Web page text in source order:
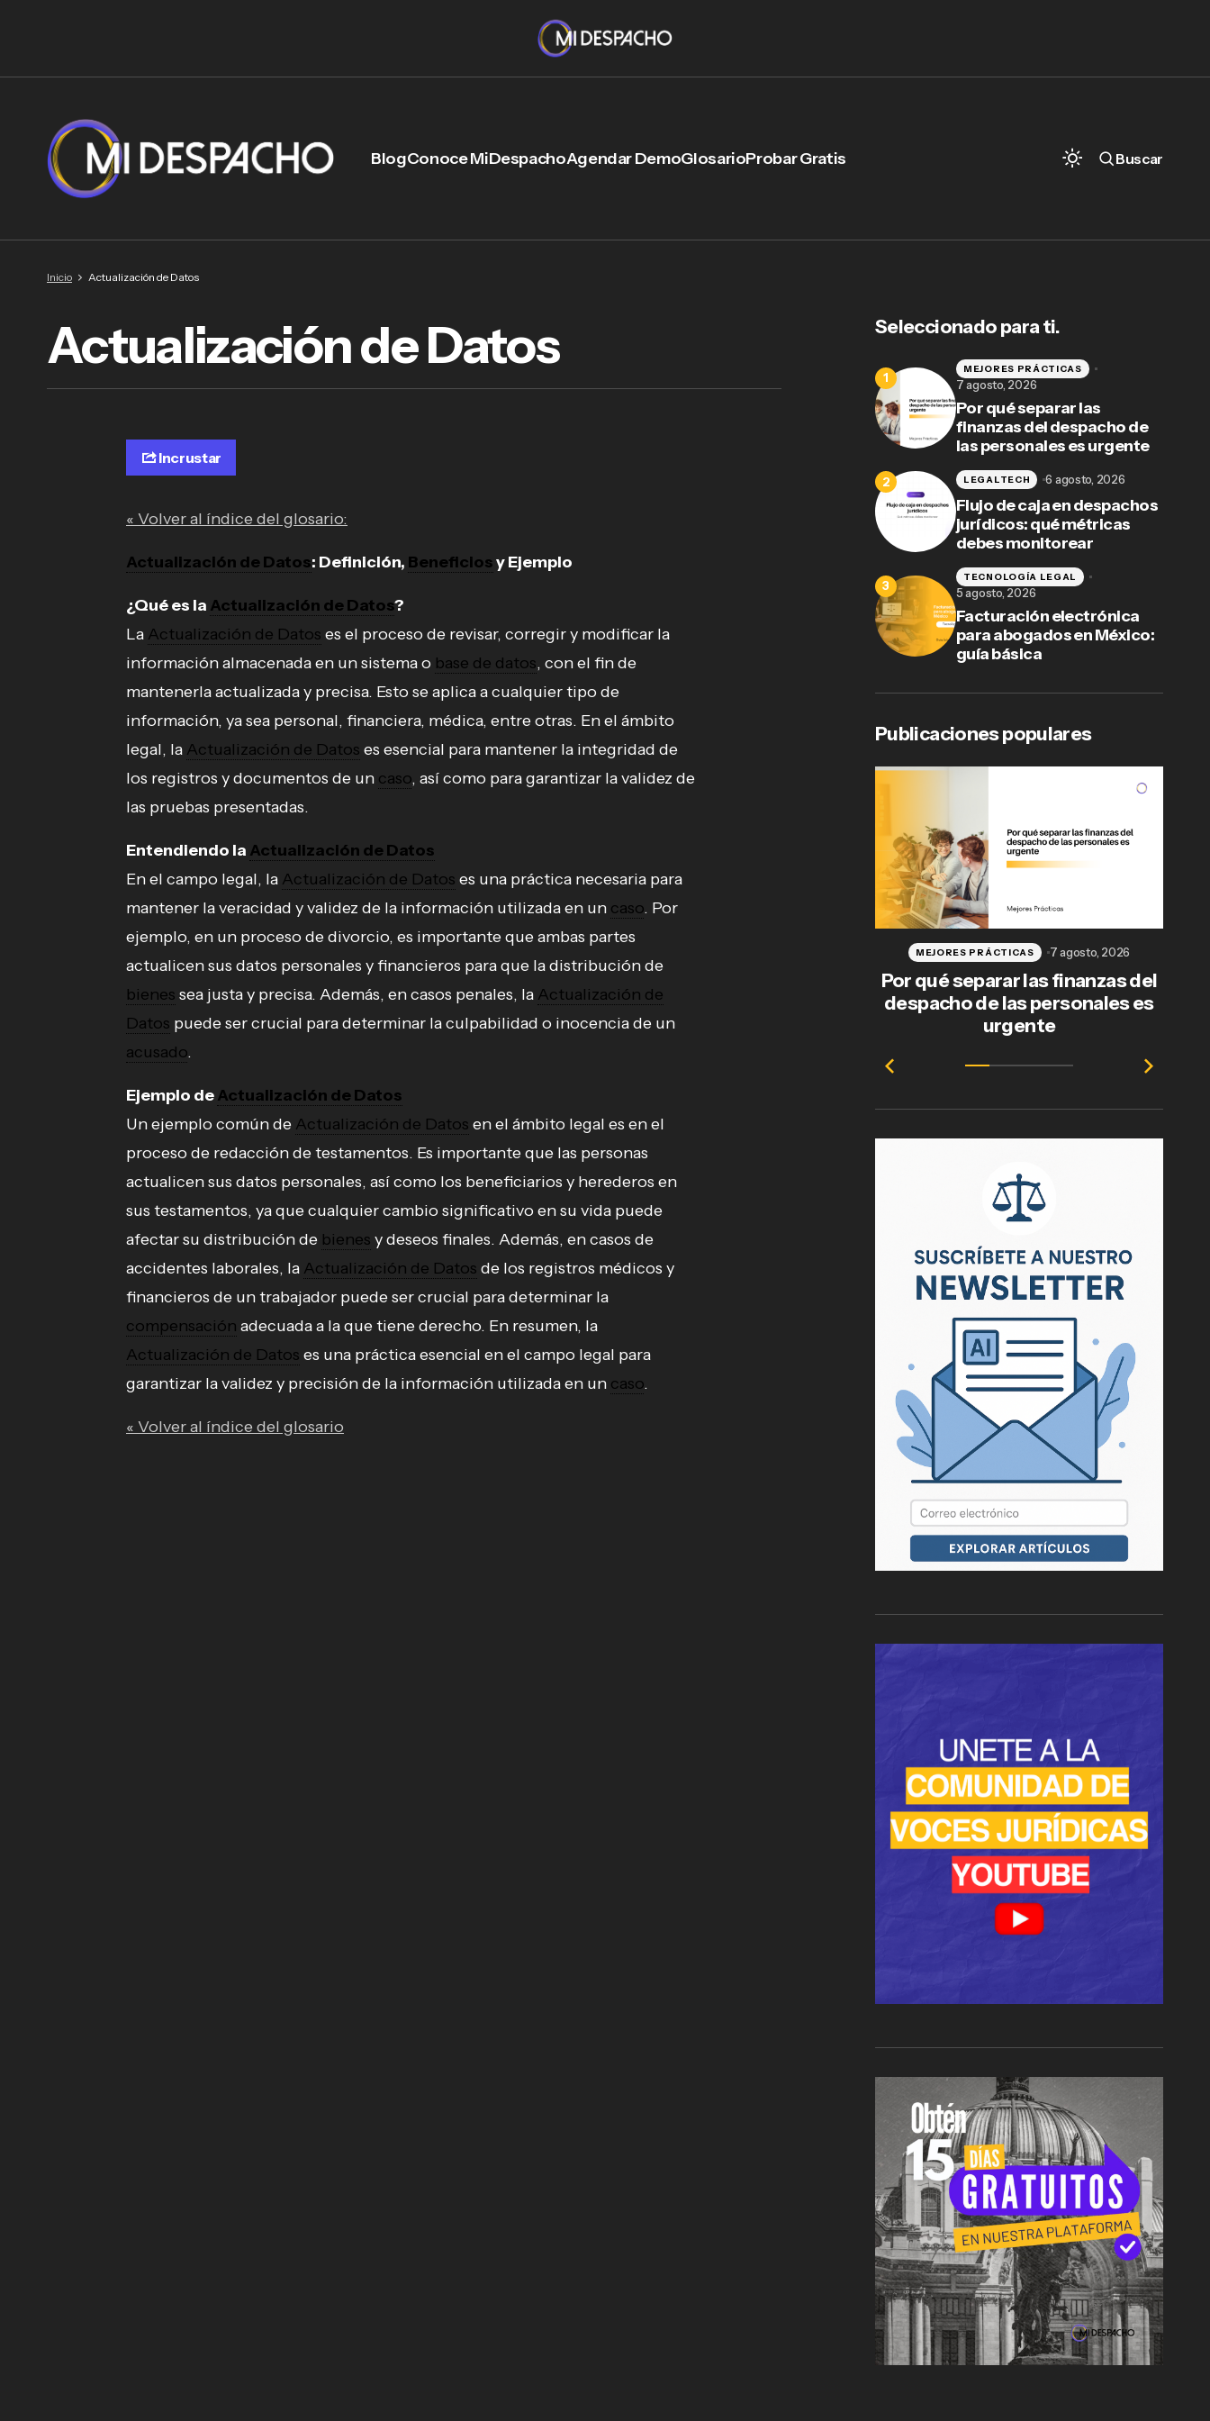
BlogConoce MiDespachoAgendar DemoGlosarioProbar Gratis Buscar
Inicio Actualización de Datos
Actualización de Datos
Incrustar
« Volver al índice del glosario:
Actualización de Datos: Definición, Beneficiosy Ejemplo
¿Qué es la Actualización de Datos?
La Actualización de Datos es el proceso de revisar, corregir y modificar la
información almacenada en un sistema o base de datos, con el fin de
mantenerla actualizada y precisa. Esto se aplica a cualquier tipo de
información, ya sea personal, financiera, médica, entre otras. En el ámbito
legal, la Actualización de Datos es esencial para mantener la integridad de
los registros y documentos de un caso, así como para garantizar la validez de
las pruebas presentadas.
Entendiendo la Actualización de Datos
En el campo legal, la Actualización de Datos es una práctica necesaria para
mantener la veracidad y validez de la información utilizada en un caso. Por
ejemplo, en un proceso de divorcio, es importante que ambas partes
actualicen sus datos personales y financieros para que la distribución de
bienes sea justa y precisa. Además, en casos penales, la Actualización de
Datos puede ser crucial para determinar la culpabilidad o inocencia de un
acusado.
Ejemplo deActualización de Datos
Un ejemplo común de Actualización de Datos en el ámbito legal es en el
proceso de redacción de testamentos. Es importante que las personas
actualicen sus datos personales, así como los beneficiarios y herederos en
sus testamentos, ya que cualquier cambio significativo en su vida puede
afectar su distribución de bienes y deseos finales. Además, en casos de
accidentes laborales, la Actualización de Datos de los registros médicos y
financieros de un trabajador puede ser crucial para determinar la
compensación adecuada a la que tiene derecho. En resumen, la
Actualización de Datos es una práctica esencial en el campo legal para
garantizar la validez y precisión de la información utilizada en un caso.
« Volver al índice del glosario
Seleccionado para ti.
Por qué separar las
finanzas del despacho de
las personales es urgente
MEJORES PRÁCTICAS
7 agosto, 2026
Flujo de caja en despachos
jurídicos: qué métricas
debes monitorear
LEGALTECH 6 agosto, 2026
Facturación electrónica
para abogados en México:
guía básica
TECNOLOGÍA LEGAL
5 agosto, 2026
Publicaciones populares
Por qué separar las finanzas del
despacho de las personales es
urgente
MEJORES PRÁCTICAS 7 agosto, 2026